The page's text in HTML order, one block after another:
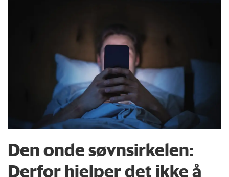
Den onde søvnsirkelen:
Derfor hjelper det ikke å